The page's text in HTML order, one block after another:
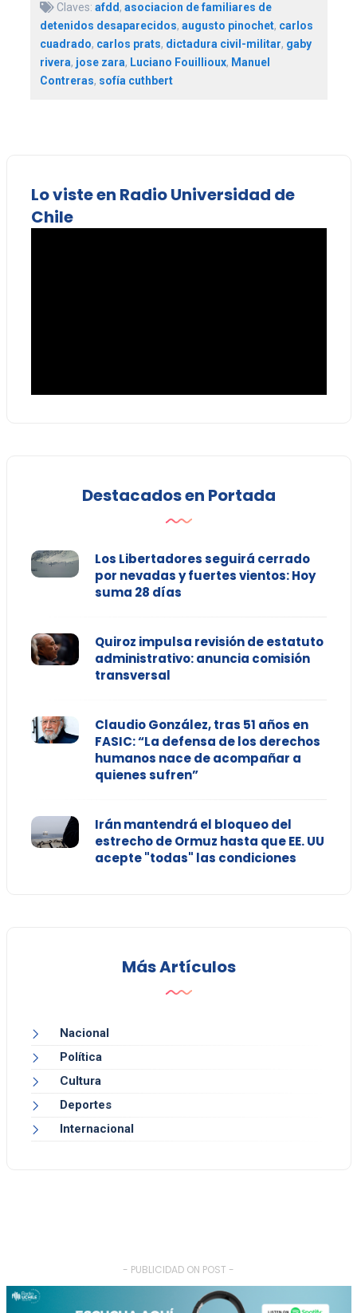
Claves: afdd, asociacion de familiares de
detenidos desaparecidos, augusto pinochet, carlos
cuadrado, carlos prats, dictadura civil-militar, gaby
rivera, jose zara, Luciano Fouillioux, Manuel
Contreras, sofía cuthbert
Lo viste en Radio Universidad de
Chile
Destacados en Portada
Los Libertadores seguirá cerrado
por nevadas y fuertes vientos: Hoy
suma 28 días
Quiroz impulsa revisión de estatuto
administrativo: anuncia comisión
transversal
Claudio González, tras 51 años en
FASIC: “La defensa de los derechos
humanos nace de acompañar a
quienes sufren”
Irán mantendrá el bloqueo del
estrecho de Ormuz hasta que EE. UU
acepte "todas" las condiciones
Más Artículos
Nacional
Política
Cultura
Deportes
Internacional
- PUBLICIDAD ON POST -